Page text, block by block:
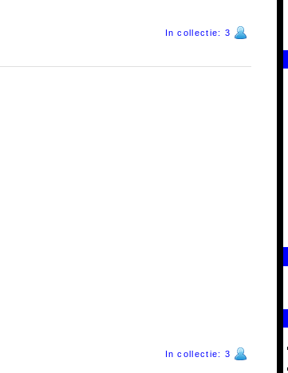
In collectie: 3
In collectie: 3